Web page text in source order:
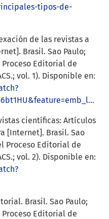
tipos-de-
de las revistas a
Brasil. Sao Paulo;
Proceso Editorial de
vol. 1). Disponible en:
científicas: Artículos
[Internet]. Brasil. Sao
Proceso Editorial de
vol. 2). Disponible en:
Brasil. Sao Paulo;
Proceso Editorial de